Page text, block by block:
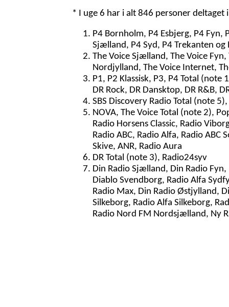
* I uge 6 har i alt 846 personer deltaget
P4 Bornholm, P4 Esbjerg, P4
Sjælland, P4 Syd, P4 Trekanten
The Voice Sjælland, The Voice
Nordjylland, The Voice Internet,
P1, P2 Klassisk, P3, P4 Total (note
DR Rock, DR Dansktop, DR R&B,
SBS Discovery Radio Total (note
NOVA, The Voice Total (note 2),
Radio Horsens Classic, Radio
Radio ABC, Radio Alfa, Radio
Skive, ANR, Radio Aura
DR Total (note 3), Radio24syv
Din Radio Sjælland, Din Radio Fyn,
Diablo Svendborg, Radio Alfa
Radio Max, Din Radio Østjylland,
Silkeborg, Radio Alfa Silkeborg,
Radio Nord FM Nordsjælland, Ny